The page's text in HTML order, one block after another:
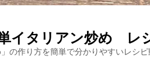
イタリアン炒め レ
」の作り方を簡単で分かりやすいレシピ